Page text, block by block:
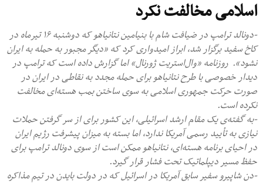
اسلامی مخالفت نکرد
-دونالد ترامپ در ضیافت شام با بنیامین نتانیاهو که دوشنبه ۱۶ تیرماه در
کاخ سفید برگزار شد، ابراز امیدواری کرد که «دیگر مجبور به حمله به ایران
نشود». روزنامه «وال‌استریت ژورنال» اما گزارش داده است که ترامپ در
دیدار خصوصی با طرح نتانیاهو برای حمله مجدد به نقاطی در ایران در
صورت حرکت جمهوری اسلامی به سوی ساختن بمب هسته‌ای مخالفت
نکرده است.
-به گفته‌ی یک مقام ارشد اسرائیلی، این کشور برای از سر گرفتن حملات
نیازی به تأیید رسمی آمریکا ندارد، اما بسته به میزان پیشرفت رژیم ایران
در احیای برنامه هسته‌ای‌، نتانیاهو ممکن است از سوی دونالد ترامپ برای
حفظ مسیر دیپلماتیک تحت فشار قرار گیرد.
-دن شاپیرو سفیر سابق آمریکا در اسرائیل که در دولت بایدن در تیم مذاکره